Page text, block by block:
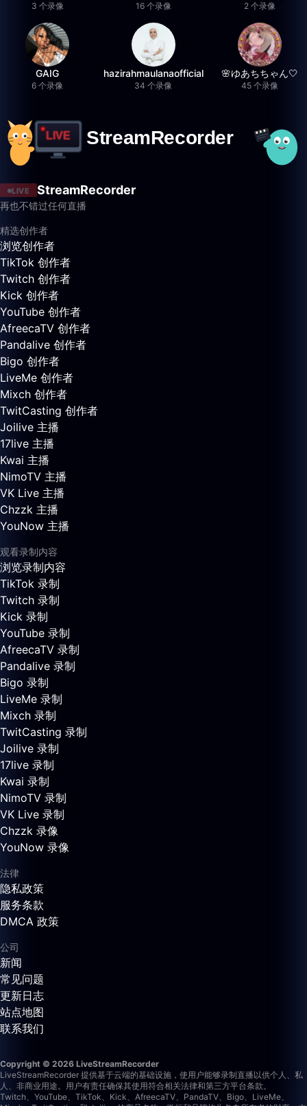
3 个录像 16 个录像 2 个录像
GAIG
6 个录像
hazirahmaulanaofficial
34 个录像
🌸ゆあちちゃん🤍
45 个录像
LIVE StreamRecorder
再也不错过任何直播
精选创作者
浏览创作者
TikTok 创作者
Twitch 创作者
Kick 创作者
YouTube 创作者
AfreecaTV 创作者
Pandalive 创作者
Bigo 创作者
LiveMe 创作者
Mixch 创作者
TwitCasting 创作者
Joilive 主播
17live 主播
Kwai 主播
NimoTV 主播
VK Live 主播
Chzzk 主播
YouNow 主播
观看录制内容
浏览录制内容
TikTok 录制
Twitch 录制
Kick 录制
YouTube 录制
AfreecaTV 录制
Pandalive 录制
Bigo 录制
LiveMe 录制
Mixch 录制
TwitCasting 录制
Joilive 录制
17live 录制
Kwai 录制
NimoTV 录制
VK Live 录制
Chzzk 录像
YouNow 录像
法律
隐私政策
服务条款
DMCA 政策
公司
新闻
常见问题
更新日志
站点地图
联系我们
Copyright © 2026 LiveStreamRecorder
LiveStreamRecorder 提供基于云端的基础设施，使用户能够录制直播以供个人、私
人、非商业用途。用户有责任确保其使用符合相关法律和第三方平台条款。
Twitch、YouTube、TikTok、Kick、AfreecaTV、PandaTV、Bigo、LiveMe、